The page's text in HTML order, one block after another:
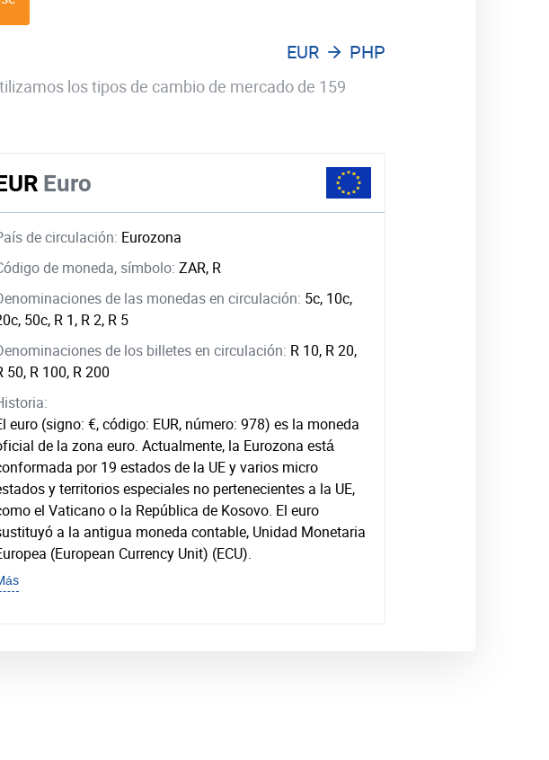
EUR PHP
los tipos de cambio de mercado de 159
Euro
de circulación: Eurozona
de moneda, símbolo:ZAR, R
de las monedas en circulación: 5c, 10c,
50c, R 1, R 2, R 5
de los billetes en circulación: R 10, R 20,
50, R 100, R 200
euro (signo: €, código: EUR, número: 978) es la moneda
de la zona euro. Actualmente, la Eurozona está
por 19 estados de la UE y varios micro
y territorios especiales no pertenecientes a la UE,
el Vaticano o la República de Kosovo. El euro
a la antigua moneda contable, Unidad Monetaria
(European Currency Unit) (ECU).